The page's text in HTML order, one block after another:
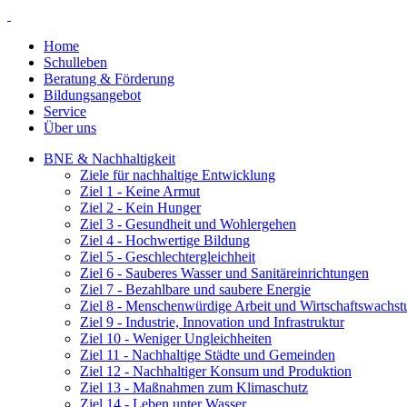
Home
Schulleben
Beratung & Förderung
Bildungsangebot
Service
Über uns
BNE & Nachhaltigkeit
Ziele für nachhaltige Entwicklung
Ziel 1 - Keine Armut
Ziel 2 - Kein Hunger
Ziel 3 - Gesundheit und Wohlergehen
Ziel 4 - Hochwertige Bildung
Ziel 5 - Geschlechtergleichheit
Ziel 6 - Sauberes Wasser und Sanitäreinrichtungen
Ziel 7 - Bezahlbare und saubere Energie
Ziel 8 - Menschenwürdige Arbeit und
Ziel 9 - Industrie, Innovation und Infrastruktur
Ziel 10 - Weniger Ungleichheiten
Ziel 11 - Nachhaltige Städte und Gemeinden
Ziel 12 - Nachhaltiger Konsum und Produktion
Ziel 13 - Maßnahmen zum Klimaschutz
Ziel 14 - Leben unter Wasser